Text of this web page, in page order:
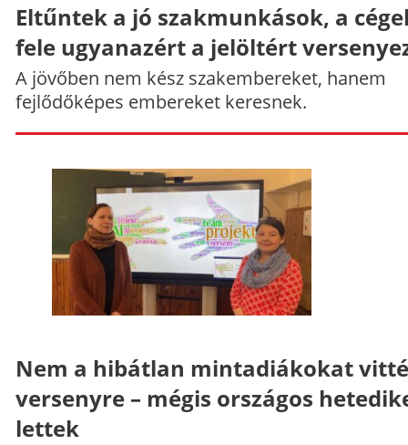
Eltűntek a jó szakmunkások, a
fele ugyanazért a jelöltért
A jövőben nem kész szakembereket, hanem
fejlődőképes embereket keresnek.
Nem a hibátlan mintadiákokat
versenyre – mégis országos
lettek